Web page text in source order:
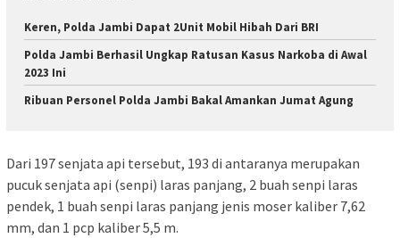
Keren, Polda Jambi Dapat 2Unit Mobil Hibah Dari BRI
Polda Jambi Berhasil Ungkap Ratusan Kasus Narkoba di Awal
2023 Ini
Ribuan Personel Polda Jambi Bakal Amankan Jumat Agung
Dari 197 senjata api tersebut, 193 di antaranya merupakan
pucuk senjata api (senpi) laras panjang, 2 buah senpi laras
pendek, 1 buah senpi laras panjang jenis moser kaliber 7,62
mm, dan 1 pcp kaliber 5,5 m.